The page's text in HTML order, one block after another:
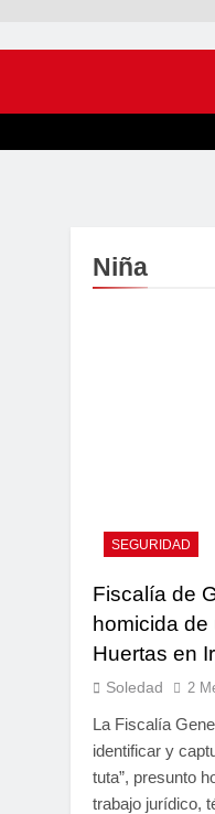
Niña
SEGURIDAD
Fiscalía de
homicida
Huertas en
Soledad 2
La Fiscalía
identificar y
tuta”, presunto
trabajo jurídico,